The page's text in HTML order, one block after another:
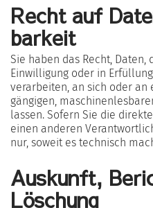
Recht auf
barkeit
Sie haben das Recht,
Einwilligung oder in
verarbeiten, an sich oder an
gängigen,
lassen. Sofern Sie die
einen anderen
nur, soweit es technisch
Auskunft,
Löschung